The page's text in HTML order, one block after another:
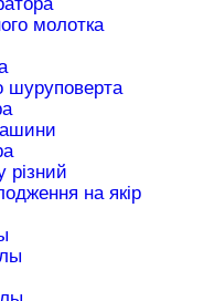
молотка
шуруповерта
різний
на якір